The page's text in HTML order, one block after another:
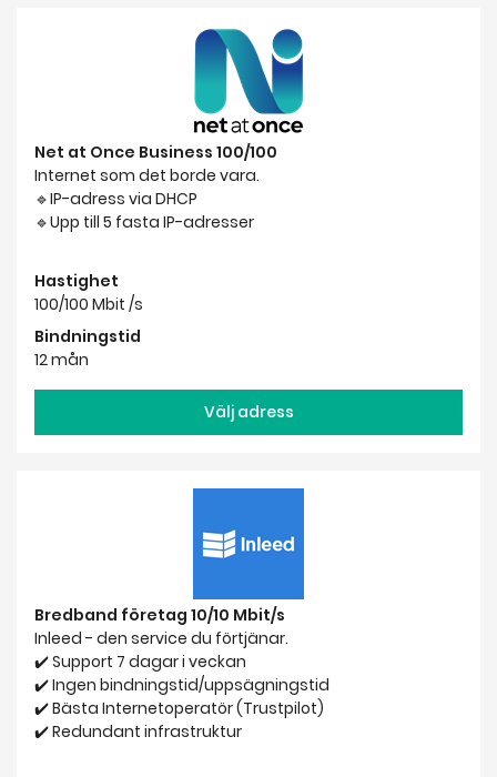
Net at Once Business 100/100
Internet som det borde vara.
🔹IP-adress via DHCP
🔹Upp till 5 fasta IP-adresser
Hastighet
100/100 Mbit /s
Bindningstid
12 mån
Välj adress
Bredband företag 10/10 Mbit/s
Inleed - den service du förtjänar.
✔️ Support 7 dagar i veckan
✔️ Ingen bindningstid/uppsägningstid
✔️ Bästa Internetoperatör (Trustpilot)
✔️ Redundant infrastruktur